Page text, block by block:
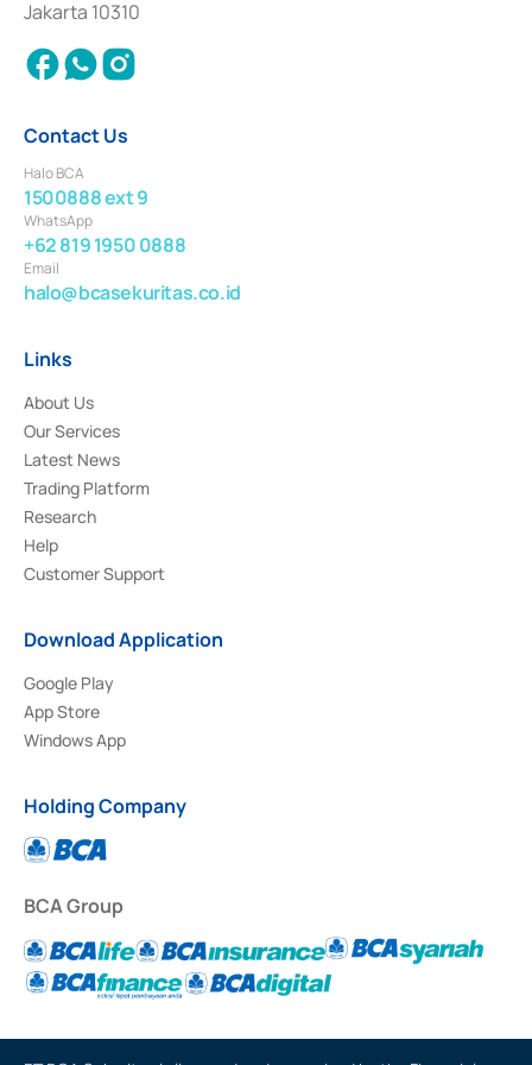
2018.
Jakarta 10310
Contact Us
Halo BCA
1500888 ext 9
WhatsApp
+62 819 1950 0888
Email
halo@bcasekuritas.co.id
Links
About Us
Our Services
Latest News
Trading Platform
Research
Help
Customer Support
Download Application
Google Play
App Store
Windows App
Holding Company
BCA Group